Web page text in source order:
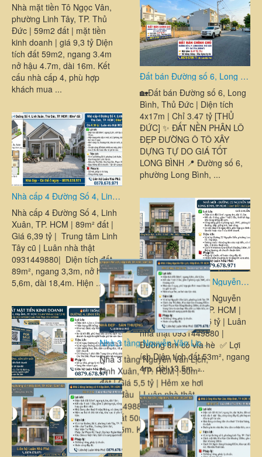
Nhà mặt tiền Tô Ngọc Vân,
phường Linh Tây, TP. Thủ
Đức | 59m2 đất | mặt tiền
kinh doanh | giá 9,3 tỷ Diện
tích đất 59m2, ngang 3.4m
nở hậu 4.7m, dài 16m. Kết
cấu nhà cấp 4, phù hợp
khách mua ...
Đất bán Đường số 6, Long Bình, Thủ Đức | Diện tích: 4x17m | Chỉ 3.47 tỷ | LUÂN NHÀ PHỐ 0879678971,
🏡Đất bán Đường số 6, Long
Bình, Thủ Đức | Diện tích
4x17m | Chỉ 3.47 tỷ [THỦ
ĐỨC] ✨ ĐẤT NỀN PHÂN LÔ
ĐẸP ĐƯỜNG Ô TÔ XÂY
DỰNG TỰ DO GIÁ TỐT
LONG BÌNH 📍 Đường số 6,
phường Long Bình, ...
Nhà cấp 4 Đường Số 4, Linh Xuân, TP. HCM | 89m² đất | Giá 6,39 tỷ | Trung tâm Linh Tây cũ | Luân nhà thật 0931449880|
Nhà cấp 4 Đường Số 4, Linh
Xuân, TP. HCM | 89m² đất |
Giá 6,39 tỷ | Trung tâm Linh
Tây cũ | Luân nhà thật
0931449880| Diện tích đất
89m², ngang 3,3m, nở hậu
5,6m, dài 18,4m. Hiện ...
Nhà mới Đường 22 Nguyễn Xiển, Long Bình, TP. HCM | 53m² đất | Giá 5,95 tỷ | Luân nhà thật 0931449880
Nhà mới Đường 22 Nguyễn
Xiển, Long Bình, TP. HCM |
53m² đất | Giá 5,95 tỷ | Luân
nhà thật 0931449880 |
Đường 8m có vỉa hè ✅ Lợi
ích Diện tích đất 53m², ngang
4m, dài 13,5m. ...
Đất Mặt Tiền Kinh Doanh Đường số 4, Linh Xuân, TP. HCM | 93,4m² thổ cư | Giá 7,9 tỷ | Luân Nhà Thật 0931449880
🔥Đất Mặt Tiền Kinh Doanh
Đường số 4, Linh Xuân, TP.
HCM | 93,4m² thổ cư | Giá
7,9 tỷ | Luân Nhà Thật
0931449880 ✅ Lợi ích Diện